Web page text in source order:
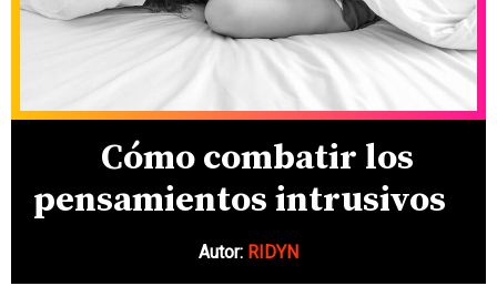
Cómo combatir los
pensamientos intrusivos
Autor: RIDYN